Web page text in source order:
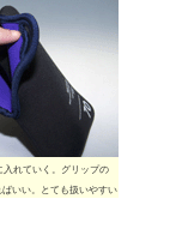
入れていく。グリップの
いい。とても扱いやすい